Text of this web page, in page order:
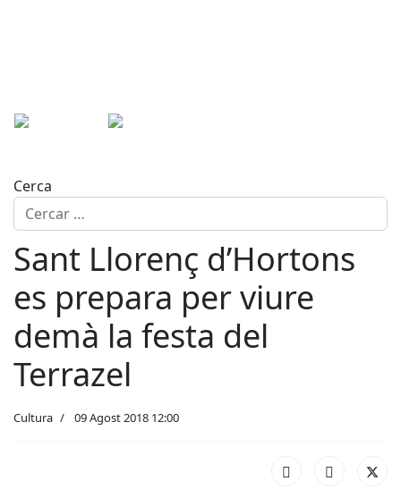
Cerca
Sant Llorenç d’Hortons
es prepara per viure
demà la festa del
Terrazel
Cultura 09 Agost 2018 12:00